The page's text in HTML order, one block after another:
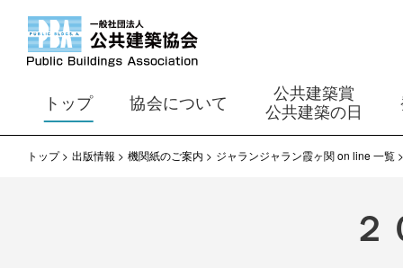
トップ 協会について
公共建築賞
公共建築の日
トップ 出版情報 機関紙のご案内 ジャランジャラン霞ヶ関 on line 一覧